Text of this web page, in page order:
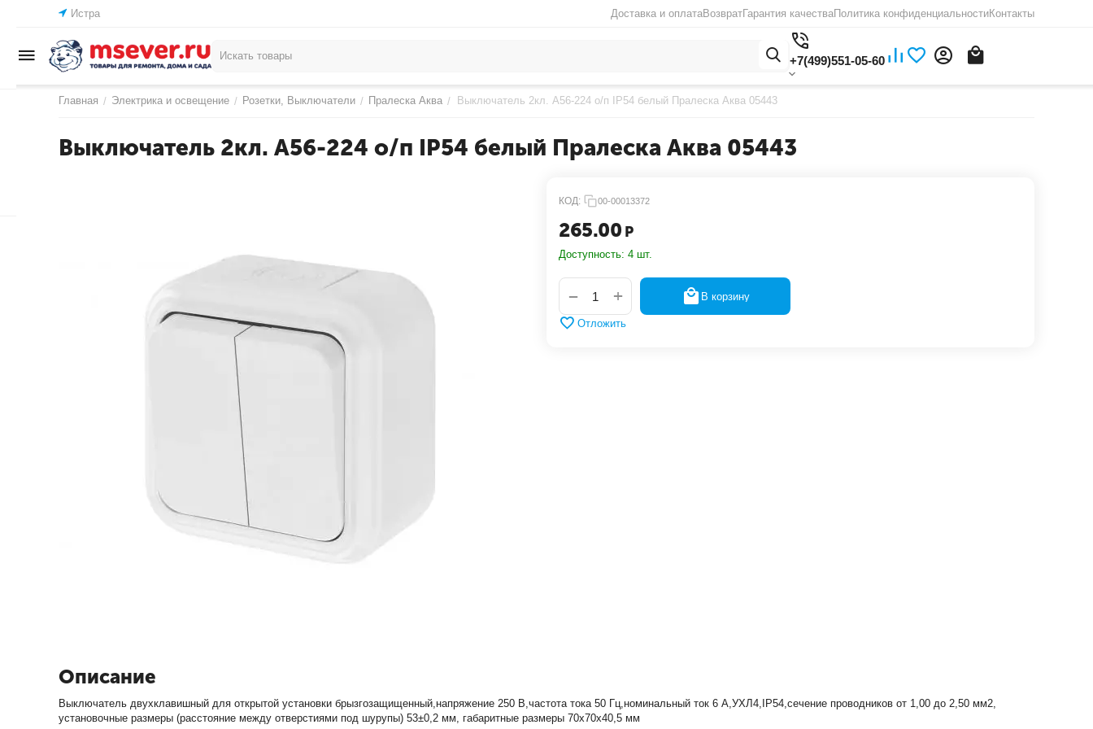
Истра Доставка и оплатаВозвратГарантия качестваПолитика конфиденциальностиКонтакты
+7(499)551-05-60
Главная / Электрика и освещение / Розетки, Выключатели / Пралеска Аква / Выключатель 2кл. А56-224 о/п IP54 белый Пралеска Аква 05443
Выключатель 2кл. А56-224 о/п IP54 белый Пралеска Аква 05443
КОД: 00-00013372
265.00 Р
Доступность: 4 шт.
+
− В корзину
Отложить
Описание
Выключатель двухклавишный для открытой установки брызгозащищенный,напряжение 250 В,частота тока 50 Гц,номинальный ток 6 А,УХЛ4,IP54,сечение проводников от 1,00 до 2,50 мм2,
установочные размеры (расстояние между отверстиями под шурупы) 53±0,2 мм, габаритные размеры 70х70х40,5 мм